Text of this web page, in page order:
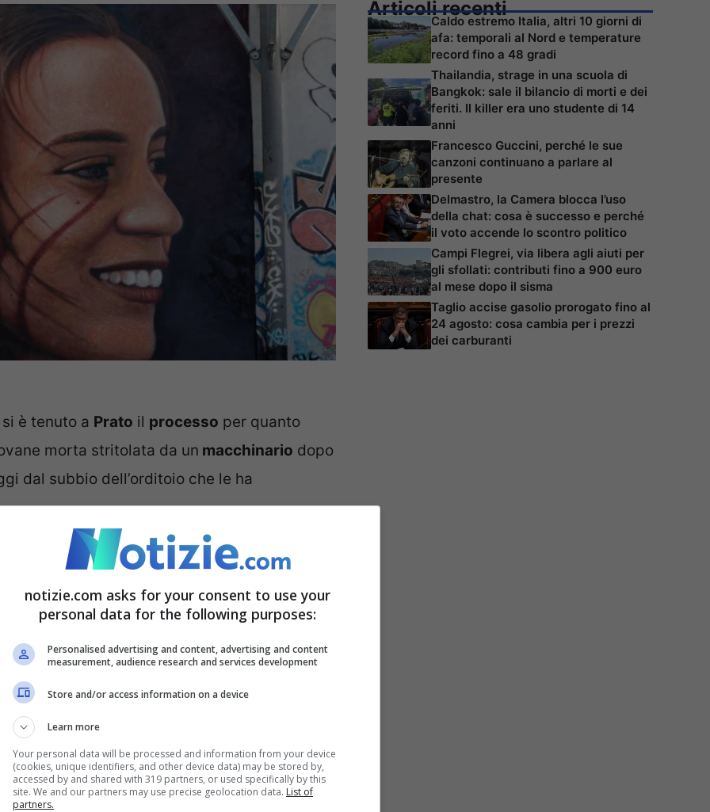
è tenuto a Prato il processo per quanto
morta stritolata da un macchinario dopo
dal subbio dell’orditoio che le ha
Rocca e Barbara Mercuri) degli
i titolari dell’azienda dove lavorava la
due anni visto che i familiari della ragazza
. Le richieste di patteggiamento, da parte
e due anni per Coppini.
patteggiamento. La
“
Articoli recenti
Caldo estremo Italia, altri 10 giorni di
afa: temporali al Nord e temperature
record fino a 48 gradi
Thailandia, strage in una scuola di
Bangkok: sale il bilancio di morti e dei
feriti. Il killer era uno studente di 14
anni
Francesco Guccini, perché le sue
canzoni continuano a parlare al
presente
Delmastro, la Camera blocca l’uso
della chat: cosa è successo e perché
il voto accende lo scontro politico
Campi Flegrei, via libera agli aiuti per
gli sfollati: contributi fino a 900 euro
al mese dopo il sisma
Taglio accise gasolio prorogato fino al
24 agosto: cosa cambia per i prezzi
dei carburanti
notizie.com asks for your consent to use your
personal data for the following purposes:
Personalised advertising and content, advertising and content
measurement, audience research and services development
Store and/or access information on a device
Learn more
Your personal data will be processed and information from your device
(cookies, unique identifiers, and other device data) may be stored by,
accessed by and shared with 319 partners, or used specifically by this
site. We and our partners may use precise geolocation data. List of
partners.